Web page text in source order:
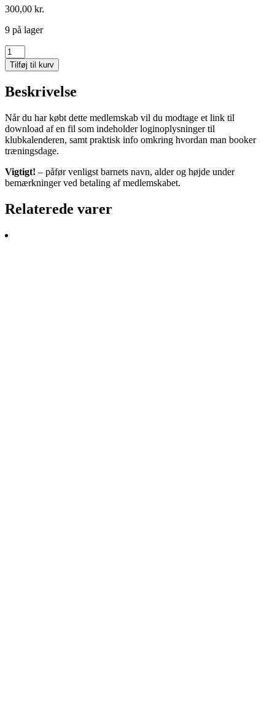
300,00 kr.
9 på lager
Medlemskab
Juniorklub
2022
Tilføj til kurv
Beskrivelse
Når du har købt dette medlemskab vil du modtage et link til
download af en fil som indeholder loginoplysninger til
klubkalenderen, samt praktisk info omkring hvordan man booker
træningsdage.
Vigtigt! – påfør venligst barnets navn, alder og højde under
bemærkninger ved betaling af medlemskabet.
Relaterede varer